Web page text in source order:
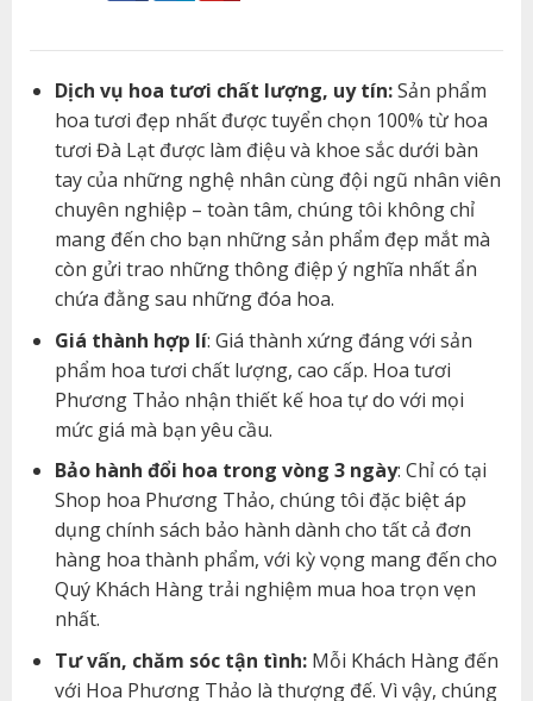
Dịch vụ hoa tươi chất lượng, uy tín:Sản phẩm
hoa tươi đẹp nhất được tuyển chọn 100% từ hoa
tươi Đà Lạt được làm điệu và khoe sắc dưới bàn
tay của những nghệ nhân cùng đội ngũ nhân viên
chuyên nghiệp – toàn tâm, chúng tôi không chỉ
mang đến cho bạn những sản phẩm đẹp mắt mà
còn gửi trao những thông điệp ý nghĩa nhất ẩn
chứa đằng sau những đóa hoa.
Giá thành hợp lí: Giá thành xứng đáng với sản
phẩm hoa tươi chất lượng, cao cấp. Hoa tươi
Phương Thảo nhận thiết kế hoa tự do với mọi
mức giá mà bạn yêu cầu.
Bảo hành đổi hoa trong vòng 3 ngày: Chỉ có tại
Shop hoa Phương Thảo, chúng tôi đặc biệt áp
dụng chính sách bảo hành dành cho tất cả đơn
hàng hoa thành phẩm, với kỳ vọng mang đến cho
Quý Khách Hàng trải nghiệm mua hoa trọn vẹn
nhất.
Tư vấn, chăm sóc tận tình:Mỗi Khách Hàng đến
với Hoa Phương Thảo là thượng đế. Vì vậy, chúng